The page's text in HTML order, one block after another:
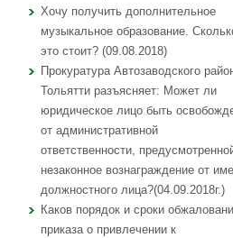
Хочу получить дополнительное
музыкальное образование.
это стоит? (09.08.2018)
Прокуратура Автозаводского
Тольятти разъясняет: Может ли
юридическое лицо быть
от административной
ответственности,
незаконное вознаграждение от
должностного лица?(04.09.2018г.)
Каков порядок и сроки
приказа о привлечении к